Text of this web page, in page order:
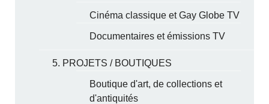
Cinéma classique et Gay Globe TV
Documentaires et émissions TV
5. PROJETS / BOUTIQUES
Boutique d'art, de collections et
d'antiquités